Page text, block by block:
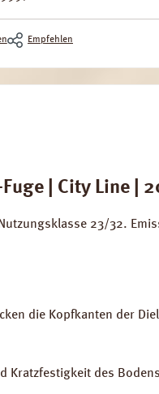
Empfehlen
| City Line |
23/32.
die Kopfkanten der
Kratzfestigkeit des